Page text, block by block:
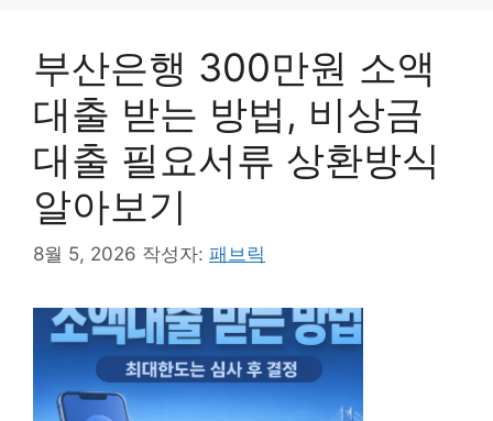
부산은행 300만원 소액
대출 받는 방법, 비상금
대출 필요서류 상환방식
알아보기
8월 5, 2026 작성자: 패브릭